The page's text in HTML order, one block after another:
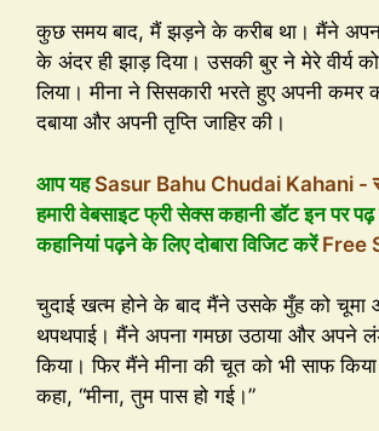
कुछ समय बाद, मैं झड़ने के करीब था। मैंने
के अंदर ही झाड़ दिया। उसकी बुर ने मेरे वीर्य
लिया। मीना ने सिसकारी भरते हुए अपनी कमर
दबाया और अपनी तृप्ति जाहिर की।
आप यहSasur Bahu Chudai Kahani -
हमारी वेबसाइट फ्री सेक्स कहानी डॉट इन पर
कहानियां पढ़ने के लिए दोबारा विजिट करेंFree
चुदाई खत्म होने के बाद मैंने उसके मुँह को चूमा
थपथपाई। मैंने अपना गमछा उठाया और अपने
किया। फिर मैंने मीना की चूत को भी साफ
कहा, “मीना, तुम पास हो गई।”